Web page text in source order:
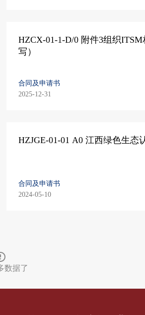
HZCX-01-1-D/0 附件3组织
写）
合同及申请书
2025-12-31
HZJGE-01-01 A0 江西绿色生态
合同及申请书
2024-05-10
数据了